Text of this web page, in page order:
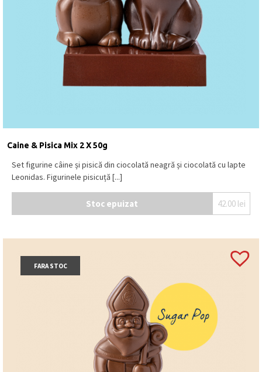
Caine & Pisica Mix 2 X 50g
Set figurine câine și pisică din ciocolată neagră și ciocolată cu lapte
Leonidas. Figurinele pisicuță [...]
Stoc epuizat 42.00 lei
FARA STOC